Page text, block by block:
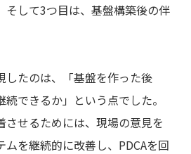
そして3つ目は、基盤構築後の伴
したのは、「基盤を作った後
できるか」という点でした。
させるためには、現場の意見を
を継続的に改善し、PDCAを回